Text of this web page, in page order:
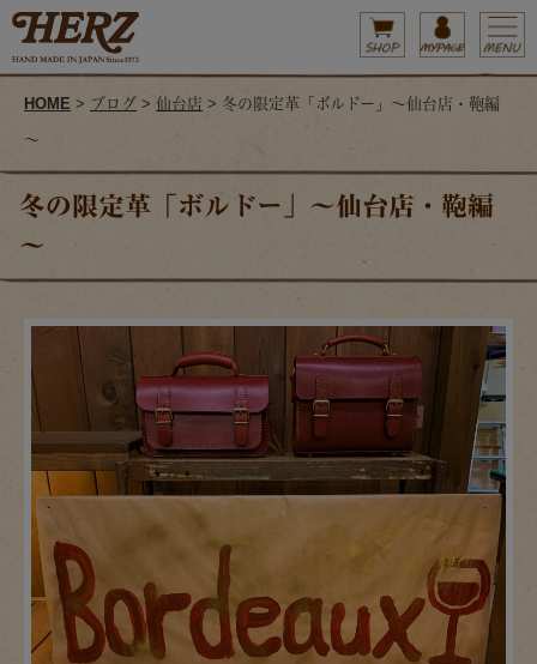
HOME > ブログ > 仙台店 > 冬の限定革「ボルドー」～仙台店・鞄編
～
冬の限定革「ボルドー」～仙台店・鞄編
～